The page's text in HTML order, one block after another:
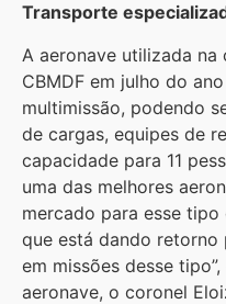
Transporte
A aeronave utilizada
CBMDF em julho do
multimissão, podendo
de cargas, equipes de
capacidade para 11
uma das melhores
mercado para esse
que está dando retorno
em missões desse
aeronave, o coronel